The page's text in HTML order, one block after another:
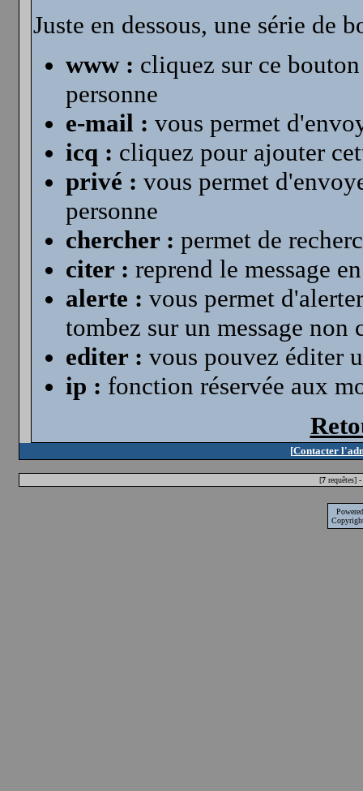
Juste en dessous, une série de
www : cliquez sur ce
personne
e-mail : vous permet
icq : cliquez pour ajouter
privé : vous permet
personne
chercher : permet de
citer : reprend le message
alerte : vous permet
tombez sur un message
editer : vous pouvez éditer
ip : fonction réservée aux
[Contacter
[7requêtes] -